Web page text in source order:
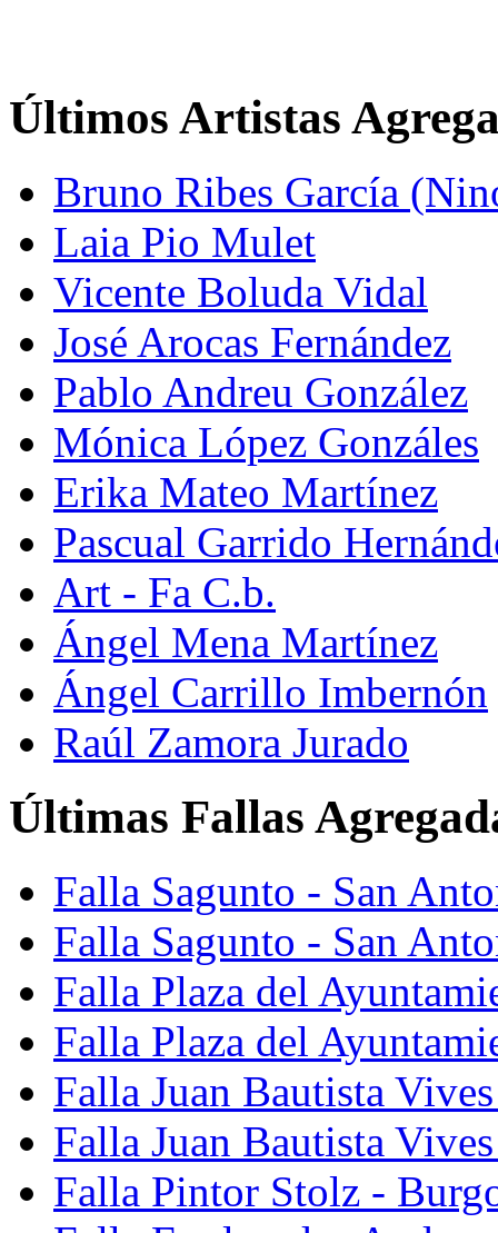
Últimos Artistas
Bruno Ribes García
Laia Pio Mulet
Vicente Boluda Vidal
José Arocas Fernández
Pablo Andreu González
Mónica López Gonzáles
Erika Mateo Martínez
Pascual Garrido
Art - Fa C.b.
Ángel Mena Martínez
Ángel Carrillo Imbernón
Raúl Zamora Jurado
Últimas Fallas
Falla Sagunto - San
Falla Sagunto - San
Falla Plaza del
Falla Plaza del
Falla Juan Bautista
Falla Juan Bautista
Falla Pintor Stolz -